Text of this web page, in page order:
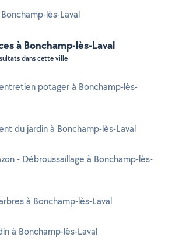
lès-Laval
à Bonchamp-lès-Laval
dans cette ville
potager à Bonchamp-lès-
du jardin à Bonchamp-lès-Laval
- Débroussaillage à Bonchamp-lès-
à Bonchamp-lès-Laval
à Bonchamp-lès-Laval